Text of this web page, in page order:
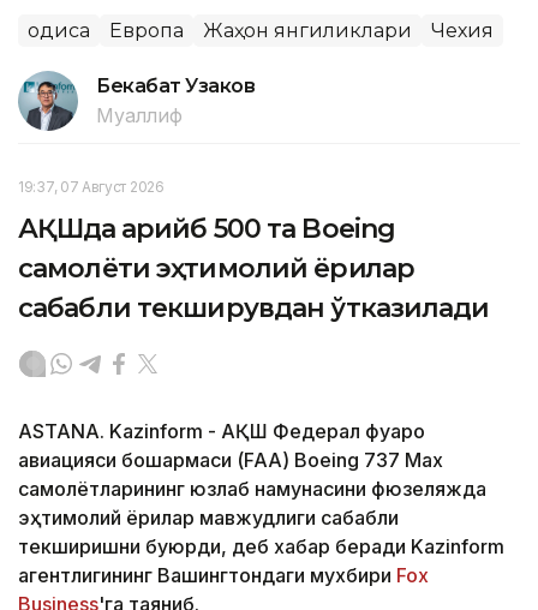
Ҳодиса Европа Жаҳон янгиликлари Чехия
Бекабат Узаков
Муаллиф
19:37, 07 Август 2026
АҚШда қарийб 500 та Boeing
самолёти эҳтимолий ёриқлар
сабабли текширувдан ўтказилади
ASTANA. Kazinform - АҚШ Федерал фуқаро
авиацияси бошқармаси (FAA) Boeing 737 Max
самолётларининг юзлаб намунасини фюзеляжда
эҳтимолий ёриқлар мавжудлиги сабабли
текширишни буюрди, деб хабар беради Kazinform
агентлигининг Вашингтондаги мухбири Fox
Business'га таяниб.